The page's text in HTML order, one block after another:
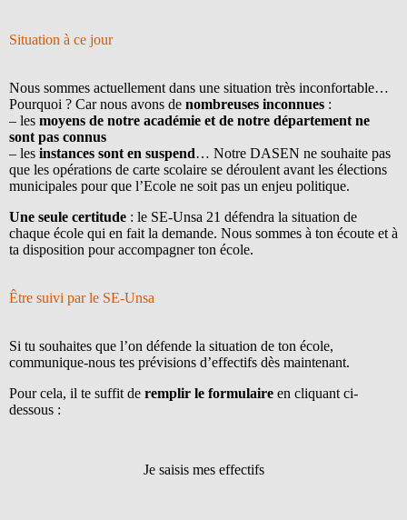
Situation à ce jour
Nous sommes actuellement dans une situation très inconfortable…
Pourquoi ? Car nous avons de nombreuses inconnues :
– les moyens de notre académie et de notre département ne
sont pas connus
– les instances sont en suspend… Notre DASEN ne souhaite pas
que les opérations de carte scolaire se déroulent avant les élections
municipales pour que l’Ecole ne soit pas un enjeu politique.
Une seule certitude : le SE-Unsa 21 défendra la situation de
chaque école qui en fait la demande. Nous sommes à ton écoute et à
ta disposition pour accompagner ton école.
Être suivi par le SE-Unsa
Si tu souhaites que l’on défende la situation de ton école,
communique-nous tes prévisions d’effectifs dès maintenant.
Pour cela, il te suffit de remplir le formulaire en cliquant ci-
dessous :
Je saisis mes effectifs